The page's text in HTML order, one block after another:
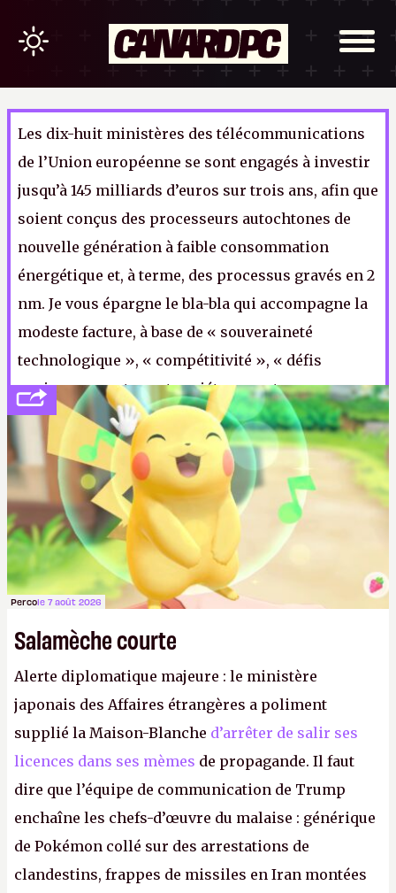
Les dix-huit ministères des télécommunications
de l’Union européenne se sont engagés à investir
jusqu’à 145 milliards d’euros sur trois ans, afin que
soient conçus des processeurs autochtones de
nouvelle génération à faible consommation
énergétique et, à terme, des processus gravés en 2
nm. Je vous épargne le bla-bla qui accompagne la
modeste facture, à base de « souveraineté
technologique », « compétitivité », « défis
environnementaux et sociétaux », etc.
Percole 7 août 2026
Salamèche courte
Alerte diplomatique majeure : le ministère
japonais des Affaires étrangères a poliment
supplié la Maison-Blanche d’arrêter de salir ses
licences dans ses mèmes de propagande. Il faut
dire que l’équipe de communication de Trump
enchaîne les chefs-d’œuvre du malaise : générique
de Pokémon collé sur des arrestations de
clandestins, frappes de missiles en Iran montées